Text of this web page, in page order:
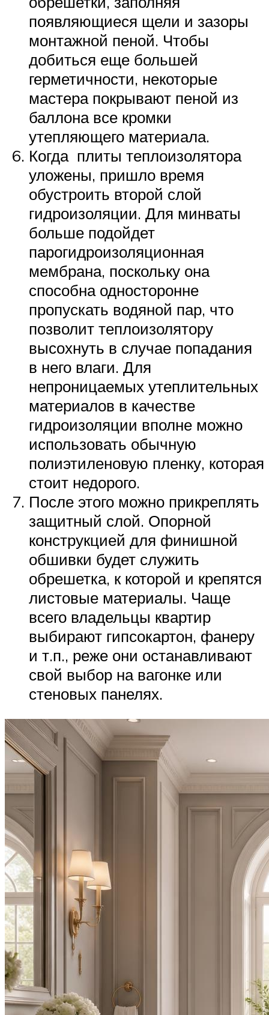
появляющиеся щели и зазоры
монтажной пеной. Чтобы
добиться еще большей
герметичности, некоторые
мастера покрывают пеной из
баллона все кромки
утепляющего материала.
Когда плиты теплоизолятора
уложены, пришло время
обустроить второй слой
гидроизоляции. Для минваты
больше подойдет
парогидроизоляционная
мембрана, поскольку она
способна односторонне
пропускать водяной пар, что
позволит теплоизолятору
высохнуть в случае попадания
в него влаги. Для
непроницаемых утеплительных
материалов в качестве
гидроизоляции вполне можно
использовать обычную
полиэтиленовую пленку, которая
стоит недорого.
После этого можно прикреплять
защитный слой. Опорной
конструкцией для финишной
обшивки будет служить
обрешетка, к которой и крепятся
листовые материалы. Чаще
всего владельцы квартир
выбирают гипсокартон, фанеру
и т.п., реже они останавливают
свой выбор на вагонке или
стеновых панелях.